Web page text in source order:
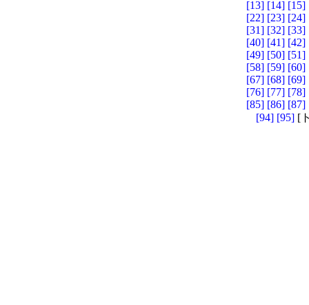
[13] [14] [15]
[22] [23] [24]
[31] [32] [33]
[40] [41] [42]
[49] [50] [51]
[58] [59] [60]
[67] [68] [69]
[76] [77] [78]
[85] [86] [87]
[94] [95] [